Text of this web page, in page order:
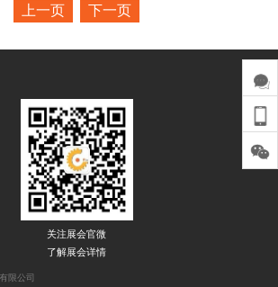
上一页 下一页
关注展会官微
了解展会详情
限公司